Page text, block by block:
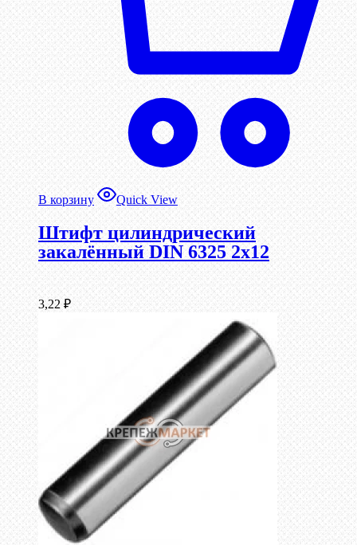
В корзину Quick View
Штифт цилиндрический
закалённый DIN 6325 2х12
3,22 ₽